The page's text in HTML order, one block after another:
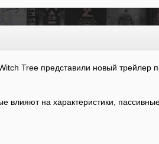
Tree представили новый трейлер
влияют на характеристики,